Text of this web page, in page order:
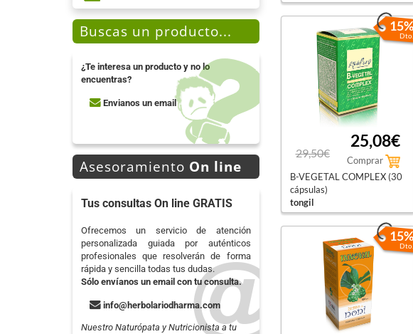
Buscas un producto...
¿Te interesa un producto y no lo
encuentras?
Envianos un email
Asesoramiento On line
Tus consultas On line GRATIS
Ofrecemos un servicio de atención
personalizada guiada por auténticos
profesionales que resolverán de forma
rápida y sencilla todas tus dudas.
Sólo envíanos un email con tu consulta.
info@herbolariodharma.com
Nuestro Naturópata y Nutricionista a tu
15%
Dto.
29,50€
25,08€
Comprar
B-VEGETAL COMPLEX (30
cápsulas)
tongil
15%
Dto.